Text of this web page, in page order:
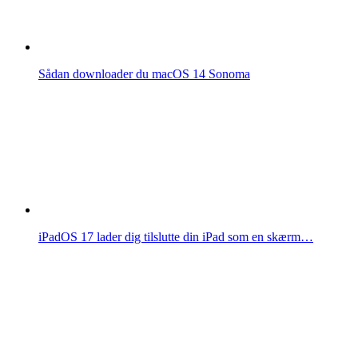
Sådan downloader du macOS 14 Sonoma
iPadOS 17 lader dig tilslutte din iPad som en skærm…